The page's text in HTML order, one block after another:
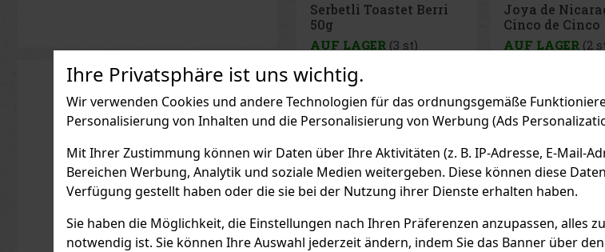
Ihre Privatsphäre ist uns wichtig.
Wir verwenden Cookies und andere Technologien für das ordnungsgemäße
Personalisierung von Inhalten und die Personalisierung von Werbung (Ads
Mit Ihrer Zustimmung können wir Daten über Ihre Aktivitäten (z. B. IP-Adresse, E-Mail-
Bereichen Werbung, Analytik und soziale Medien weitergeben. Diese können diese
Verfügung gestellt haben oder die sie bei der Nutzung ihrer Dienste erhalten haben.
Sie haben die Möglichkeit, die Einstellungen nach Ihren Präferenzen anzupassen, alles
notwendig ist. Sie können Ihre Auswahl jederzeit ändern, indem Sie das Banner über
türkischer heller
Wasserpfeifentabak mit dem
Geschmack einer würzigen
Mischung aus Himbeeren und
Brombeeren.
5.29 6.40 €
Joya de Nicaragua
Cinco de Cinco
Sampler 4er
AUF LAGER(2 st)
€ ohne VAT 45 €
E-Zigarette LIO
PRO - Onyx
AUF LAGER(5
2.47 € ohne VAT